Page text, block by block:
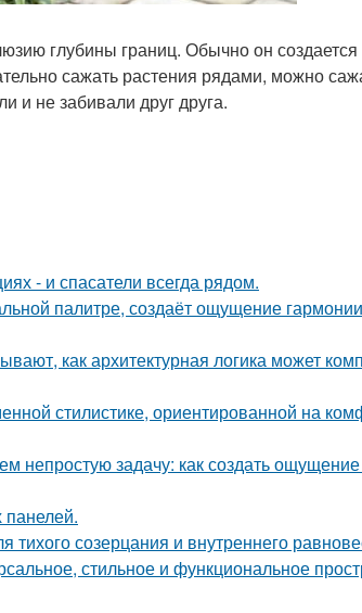
глубины границ. Обычно он
сажать растения рядами, можно
и не забивали друг друга.
- и спасатели всегда рядом.
палитре, создаёт ощущение
как архитектурная логика может
стилистике, ориентированной на
непростую задачу: как создать
панелей.
тихого созерцания и внутреннего
стильное и функциональное